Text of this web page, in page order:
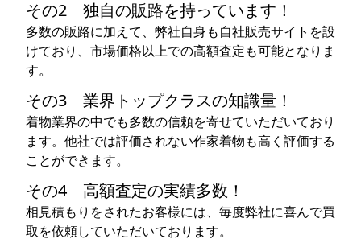
その2 独自の販路を持っています！
多数の販路に加えて、弊社自身も自社販売サイトを設
けており、市場価格以上での高額査定も可能となりま
す。
その3 業界トップクラスの知識量！
着物業界の中でも多数の信頼を寄せていただいており
ます。他社では評価されない作家着物も高く評価する
ことができます。
その4 高額査定の実績多数！
相見積もりをされたお客様には、毎度弊社に喜んで買
取を依頼していただいております。